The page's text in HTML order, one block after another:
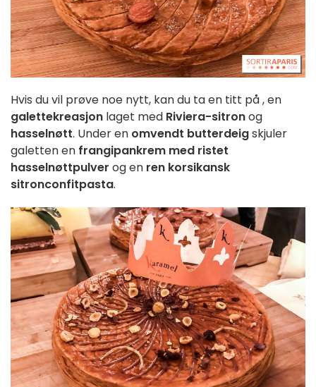
Hvis du vil prøve noe nytt, kan du ta en titt på, en
galettekreasjon laget med Riviera-sitronog
hasselnøtt. Under en omvendt butterdeigskjuler
galetten en frangipankrem med ristet
hasselnøttpulver og en ren korsikansk
sitronconfitpasta.